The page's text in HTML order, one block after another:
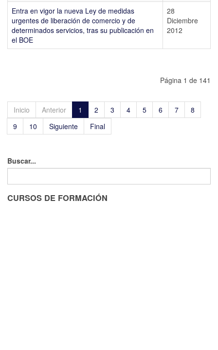
Entra en vigor la nueva Ley de medidas
urgentes de liberación de comercio y de
determinados servicios, tras su publicación en
el BOE
28
Diciembre
2012
Página 1 de 141
Inicio Anterior 1 2 3 4 5 6 7
8
9
10 Siguiente Final
Buscar...
CURSOS DE FORMACIÓN